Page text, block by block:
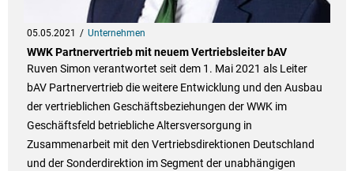
05.05.2021 Unternehmen
WWK Partnervertrieb mit neuem Vertriebsleiter bAV
Ruven Simon verantwortet seit dem 1. Mai 2021 als Leiter
bAV Partnervertrieb die weitere Entwicklung und den Ausbau
der vertrieblichen Geschäftsbeziehungen der WWK im
Geschäftsfeld betriebliche Altersversorgung in
Zusammenarbeit mit den Vertriebsdirektionen Deutschland
und der Sonderdirektion im Segment der unabhängigen